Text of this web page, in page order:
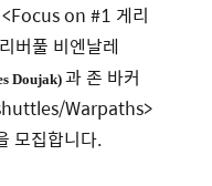
on #1 게리
버풀 비엔날레
Doujak)과 존 바커
Warpaths>
모집합니다.